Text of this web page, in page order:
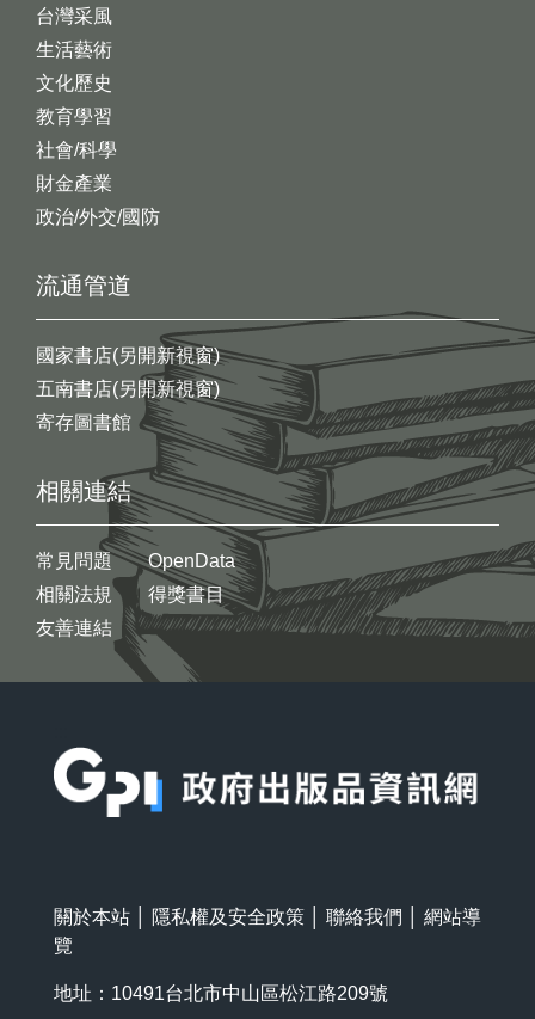
台灣采風
生活藝術
文化歷史
教育學習
社會/科學
財金產業
政治/外交/國防
流通管道
國家書店(另開新視窗)
五南書店(另開新視窗)
寄存圖書館
相關連結
常見問題
相關法規
友善連結
OpenData
得獎書目
關於本站 隱私權及安全政策 聯絡我們
網站導
覽
地址：10491台北市中山區松江路209號